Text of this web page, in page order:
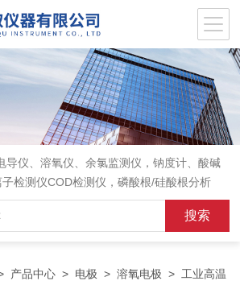
导仪、溶氧仪、余氯监测仪，钠度计、酸碱
检测仪COD检测仪，磷酸根/硅酸根分析
、电导电极
产品中心 > 电极 >溶氧电极 > 工业高温